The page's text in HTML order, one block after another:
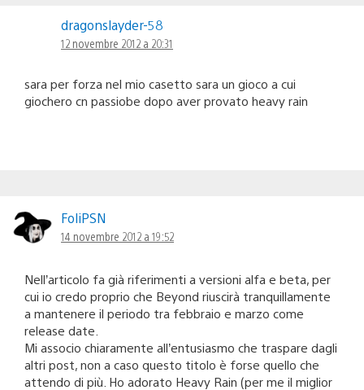
dragonslayder-58
12 novembre 2012 a 20:31
sara per forza nel mio casetto sara un gioco a cui
giochero cn passiobe dopo aver provato heavy rain
FoliPSN
14 novembre 2012 a 19:52
Nell’articolo fa già riferimenti a versioni alfa e beta, per
cui io credo proprio che Beyond riuscirà tranquillamente
a mantenere il periodo tra febbraio e marzo come
release date.
Mi associo chiaramente all’entusiasmo che traspare dagli
altri post, non a caso questo titolo è forse quello che
attendo di più. Ho adorato Heavy Rain (per me il miglior